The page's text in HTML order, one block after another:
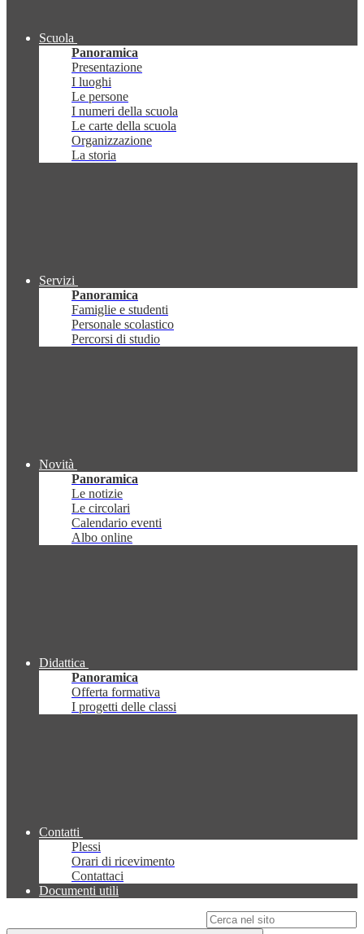
Scuola
Panoramica
Presentazione
I luoghi
Le persone
I numeri della scuola
Le carte della scuola
Organizzazione
La storia
Servizi
Panoramica
Famiglie e studenti
Personale scolastico
Percorsi di studio
Novità
Panoramica
Le notizie
Le circolari
Calendario eventi
Albo online
Didattica
Panoramica
Offerta formativa
I progetti delle classi
Contatti
Plessi
Orari di ricevimento
Contattaci
Documenti utili